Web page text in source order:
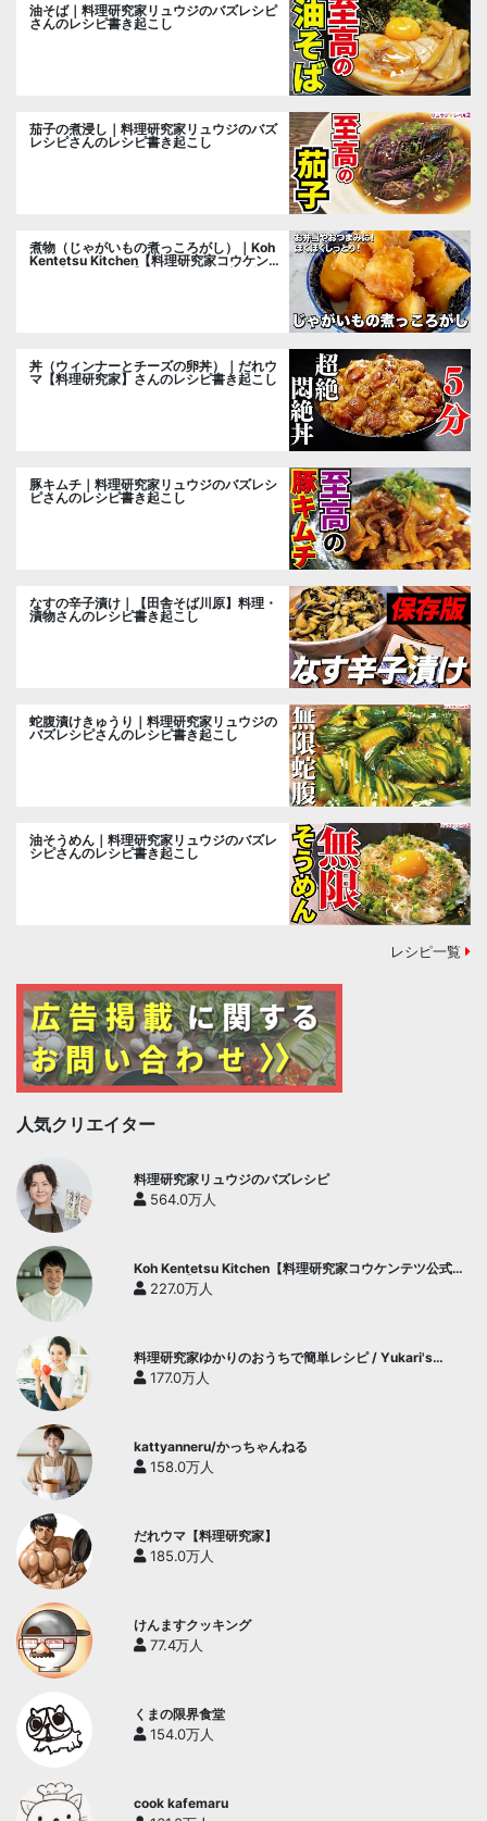
油そば｜料理研究家リュウジのバズレシピ
さんのレシピ書き起こし
茄子の煮浸し｜料理研究家リュウジのバズ
レシピさんのレシピ書き起こし
煮物（じゃがいもの煮っころがし）｜Koh
Kentetsu Kitchen【料理研究家コウケンテ
丼（ウィンナーとチーズの卵丼）｜だれウ
マ【料理研究家】さんのレシピ書き起こし
豚キムチ｜料理研究家リュウジのバズレシ
ピさんのレシピ書き起こし
なすの辛子漬け｜【田舎そば川原】料理・
漬物さんのレシピ書き起こし
蛇腹漬けきゅうり｜料理研究家リュウジの
バズレシピさんのレシピ書き起こし
油そうめん｜料理研究家リュウジのバズレ
シピさんのレシピ書き起こし
レシピ一覧
人気クリエイター
料理研究家リュウジのバズレシピ
564.0万人
Koh Kentetsu Kitchen【料理研究家コウケンテツ公式チ
ャンネル】
227.0万人
料理研究家ゆかりのおうちで簡単レシピ / Yukari's
Kitchen
177.0万人
kattyanneru/かっちゃんねる
158.0万人
だれウマ【料理研究家】
185.0万人
けんますクッキング
77.4万人
くまの限界食堂
154.0万人
cook kafemaru